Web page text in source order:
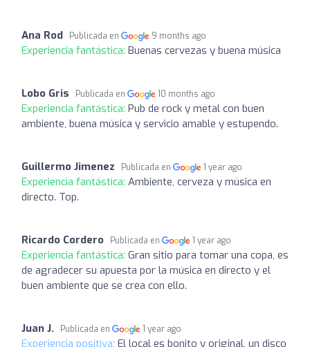
Ana Rod Publicada en 9 months ago
Experiencia fantástica: Buenas cervezas y buena música
Lobo Gris Publicada en 10 months ago
Experiencia fantástica: Pub de rock y metal con buen
ambiente, buena música y servicio amable y estupendo.
Guillermo Jimenez Publicada en 1 year ago
Experiencia fantástica: Ambiente, cerveza y música en
directo. Top.
Ricardo Cordero Publicada en 1 year ago
Experiencia fantástica: Gran sitio para tomar una copa, es
de agradecer su apuesta por la música en directo y el
buen ambiente que se crea con ello.
Juan J. Publicada en 1 year ago
Experiencia positiva: El local es bonito y original, un disco